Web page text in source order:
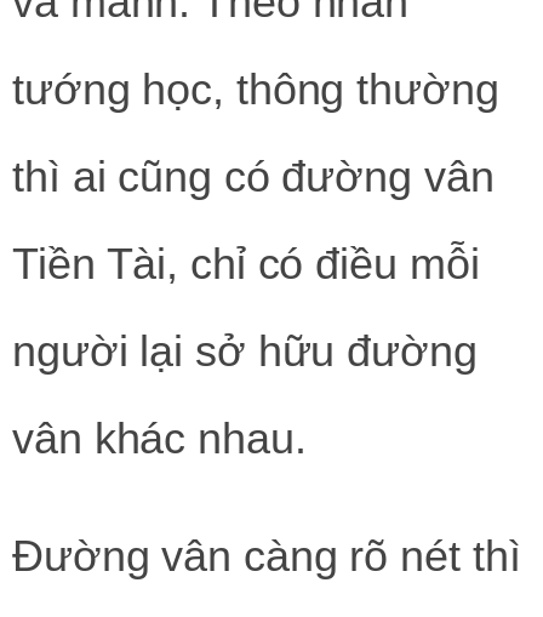
tướng học, thông thường
thì ai cũng có đường vân
Tiền Tài, chỉ có điều mỗi
người lại sở hữu đường
vân khác nhau.
Đường vân càng rõ nét thì